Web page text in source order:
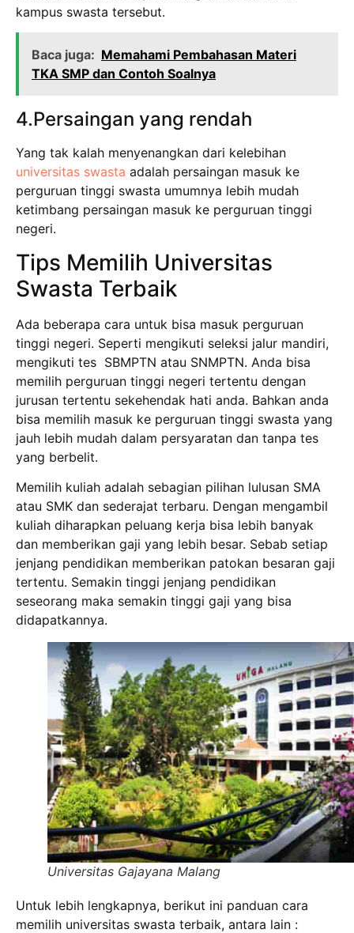
kampus swasta tersebut.
Baca juga: Memahami Pembahasan Materi
TKA SMP dan Contoh Soalnya
4.Persaingan yang rendah
Yang tak kalah menyenangkan dari kelebihan
universitas swasta adalah persaingan masuk ke
perguruan tinggi swasta umumnya lebih mudah
ketimbang persaingan masuk ke perguruan tinggi
negeri.
Tips Memilih Universitas
Swasta Terbaik
Ada beberapa cara untuk bisa masuk perguruan
tinggi negeri. Seperti mengikuti seleksi jalur mandiri,
mengikuti tes SBMPTN atau SNMPTN. Anda bisa
memilih perguruan tinggi negeri tertentu dengan
jurusan tertentu sekehendak hati anda. Bahkan anda
bisa memilih masuk ke perguruan tinggi swasta yang
jauh lebih mudah dalam persyaratan dan tanpa tes
yang berbelit.
Memilih kuliah adalah sebagian pilihan lulusan SMA
atau SMK dan sederajat terbaru. Dengan mengambil
kuliah diharapkan peluang kerja bisa lebih banyak
dan memberikan gaji yang lebih besar. Sebab setiap
jenjang pendidikan memberikan patokan besaran gaji
tertentu. Semakin tinggi jenjang pendidikan
seseorang maka semakin tinggi gaji yang bisa
didapatkannya.
Universitas Gajayana Malang
Untuk lebih lengkapnya, berikut ini panduan cara
memilih universitas swasta terbaik, antara lain :